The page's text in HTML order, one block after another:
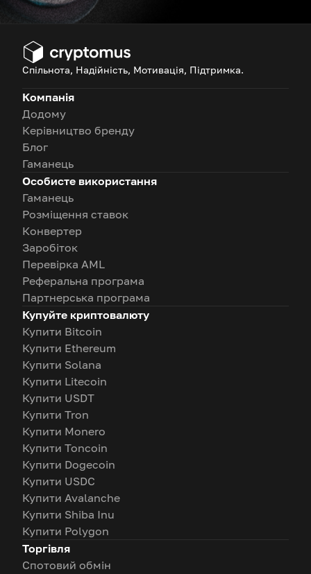
Спільнота, Надійність, Мотивація, Підтримка.
Компанія
Додому
Керівництво бренду
Блог
Гаманець
Особисте використання
Гаманець
Розміщення ставок
Конвертер
Заробіток
Перевірка AML
Реферальна програма
Партнерська програма
Купуйте криптовалюту
Купити Bitcoin
Купити Ethereum
Купити Solana
Купити Litecoin
Купити USDT
Купити Tron
Купити Monero
Купити Toncoin
Купити Dogecoin
Купити USDC
Купити Avalanche
Купити Shiba Inu
Купити Polygon
Торгівля
Спотовий обмін